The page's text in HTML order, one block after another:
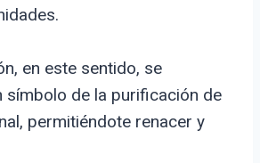
en este sentido, se
símbolo de la purificación de
permitiéndote renacer y